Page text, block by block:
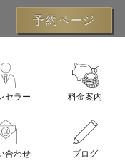
セラー 料金案内
合わせ ブログ
予約ページ